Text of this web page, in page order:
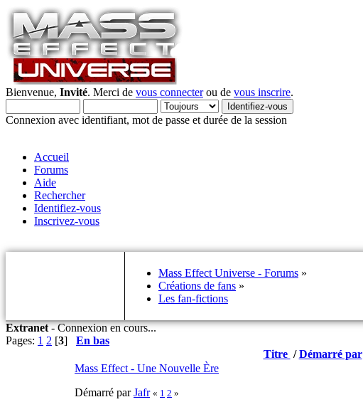
Bienvenue, Invité. Merci de vous connecterou de vous inscrire.
Connexion avec identifiant, mot de passe et durée de la session
Accueil
Forums
Aide
Rechercher
Identifiez-vous
Inscrivez-vous
Mass Effect Universe - Forums »
Créations de fans »
Les fan-fictions
Extranet-Connexion en cours...
Pages: 1 2 [3] En bas
Titre /Démarré par
Mass Effect - Une Nouvelle Ère
Démarré parJafr « 1 2 »